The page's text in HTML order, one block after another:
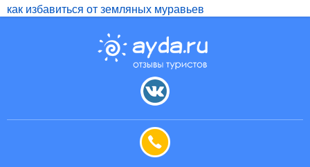
как избавиться от земляных муравьев